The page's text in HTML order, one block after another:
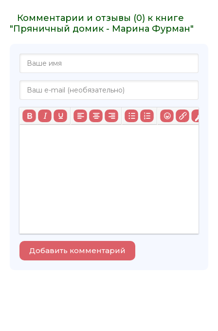
Комментарии и отзывы (0) к книге
"Пряничный домик - Марина Фурман"
Добавить комментарий